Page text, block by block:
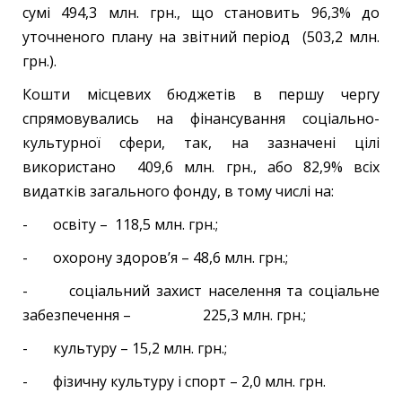
сумі 494,3 млн. грн., що становить 96,3% до
уточненого плану на звітний період (503,2 млн.
грн.).
Кошти місцевих бюджетів в першу чергу
спрямовувались на фінансування соціально-
культурної сфери, так, на зазначені цілі
використано 409,6 млн. грн., або 82,9% всіх
видатків загального фонду, в тому числі на:
- освіту – 118,5 млн. грн.;
- охорону здоров’я – 48,6 млн. грн.;
- соціальний захист населення та соціальне
забезпечення – 225,3 млн. грн.;
- культуру – 15,2 млн. грн.;
- фізичну культуру і спорт – 2,0 млн. грн.